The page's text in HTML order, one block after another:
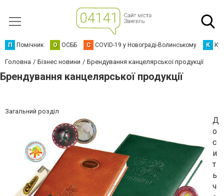
П Помічник О ОСББ C COVID-19 у Новограді-Волинському К
Головна Бізнес новини Брендування канцелярської продукції
Брендування канцелярської продукції
Загальний розділ
Д
о
с
и
т
ь
ч